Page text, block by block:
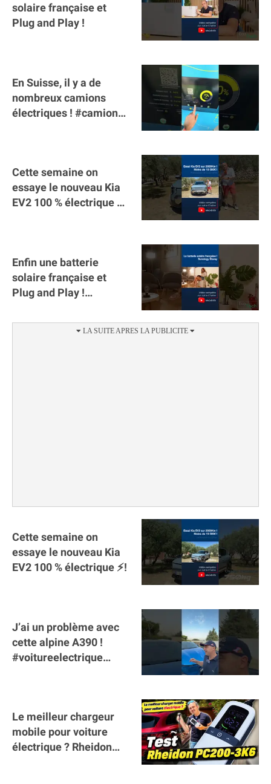
solaire française et
Plug and Play !
En Suisse, il y a de
nombreux camions
électriques ! #camion
Cette semaine on
essaye le nouveau Kia
EV2 100 % électrique ⚡️!
Enfin une batterie
solaire française et
Plug and Play !
#batterie @gosunology
Cette semaine on
essaye le nouveau Kia
EV2 100 % électrique ⚡️!
J’ai un problème avec
cette alpine A390 !
#voitureelectrique
Le meilleur chargeur
mobile pour voiture
électrique ? Rheidon